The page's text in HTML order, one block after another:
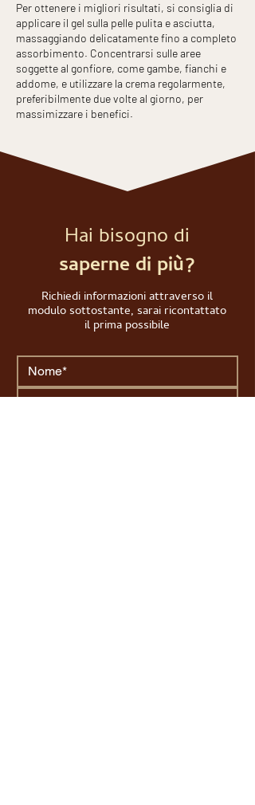
Per ottenere i migliori risultati, si consiglia di
applicare il gel sulla pelle pulita e asciutta,
massaggiando delicatamente fino a completo
assorbimento. Concentrarsi sulle aree
soggette al gonfiore, come gambe, fianchi e
addome, e utilizzare la crema regolarmente,
preferibilmente due volte al giorno, per
massimizzare i benefici.
Hai bisogno di
saperne di più?
Richiedi informazioni attraverso il
modulo sottostante, sarai ricontattato
il prima possibile